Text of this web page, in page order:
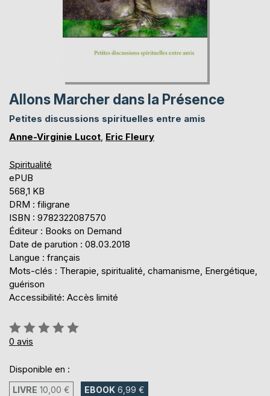
Allons Marcher dans la Présence
Petites discussions spirituelles entre amis
Anne-Virginie Lucot Eric Fleury
Spiritualité
ePUB
568,1 KB
DRM : filigrane
ISBN : 9782322087570
Éditeur : Books on Demand
Date de parution : 08.03.2018
Langue : français
Mots-clés : Therapie, spiritualité, chamanisme, Energétique,
guérison
Accessibilité: Accès limité
Évaluation:
0%
0 avis
Disponible en :
LIVRE 10,00 € EBOOK 6,99 €